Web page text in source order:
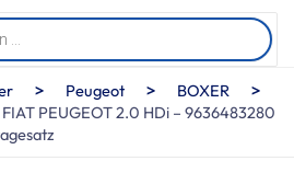
> Peugeot > BOXER >
PEUGEOT 2.0 HDi – 9636483280